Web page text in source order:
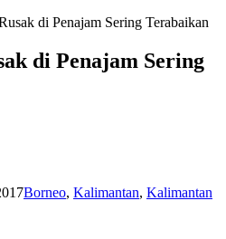
di Penajam Sering Terabaikan
di Penajam Sering
Borneo, Kalimantan, Kalimantan